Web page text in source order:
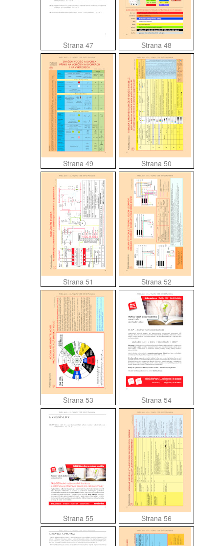
Strana 47 Strana 48
Strana 49 Strana 50
Strana 51 Strana 52
Strana 53 Strana 54
Strana 55 Strana 56